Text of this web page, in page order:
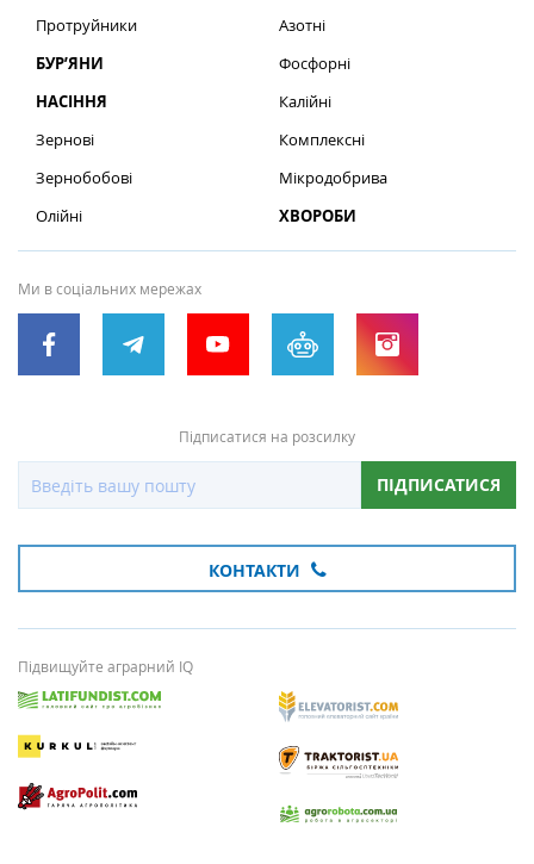
Протруйники
БУР’ЯНИ
НАСІННЯ
Зернові
Зернобобові
Олійні
Азотні
Фосфорні
Калійні
Комплексні
Мікродобрива
ХВОРОБИ
Ми в соціальних мережах
Підписатися на розсилку
ПІДПИСАТИСЯ
КОНТАКТИ
Підвищуйте аграрний IQ